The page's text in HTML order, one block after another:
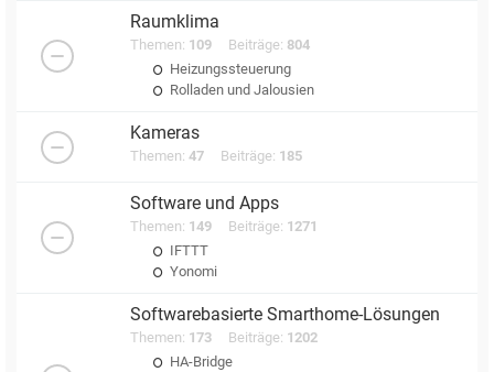
Raumklima
Themen: 109 Beiträge: 804
Heizungssteuerung
Rolladen und Jalousien
Kameras
Themen: 47 Beiträge: 185
Software und Apps
Themen: 149 Beiträge: 1271
IFTTT
Yonomi
Softwarebasierte Smarthome-Lösungen
Themen: 173 Beiträge: 1202
HA-Bridge